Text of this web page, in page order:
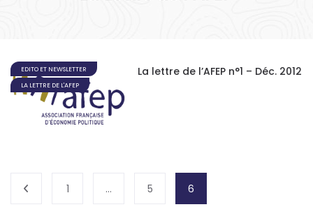
EDITO ET NEWSLETTER
LA LETTRE DE L'AFEP
La lettre de l’AFEP n°1 – Déc. 2012
1 … 5 6